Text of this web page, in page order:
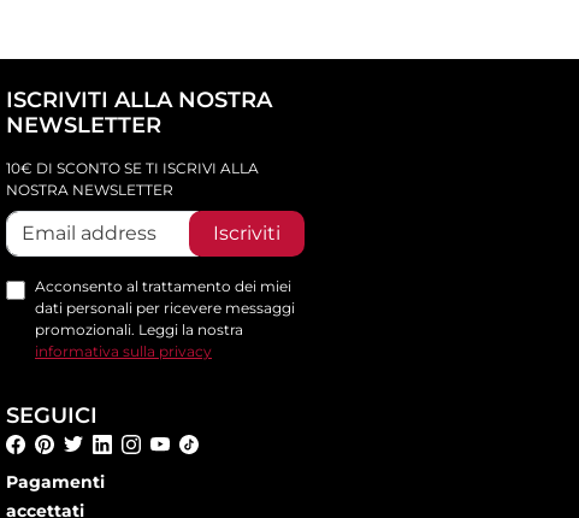
ISCRIVITI ALLA NOSTRA
NEWSLETTER
10€ DI SCONTO SE TI ISCRIVI ALLA
NOSTRA NEWSLETTER
Iscriviti
Acconsento al trattamento dei miei
dati personali per ricevere messaggi
promozionali. Leggi la nostra
informativa sulla privacy
SEGUICI
Pagamenti
accettati